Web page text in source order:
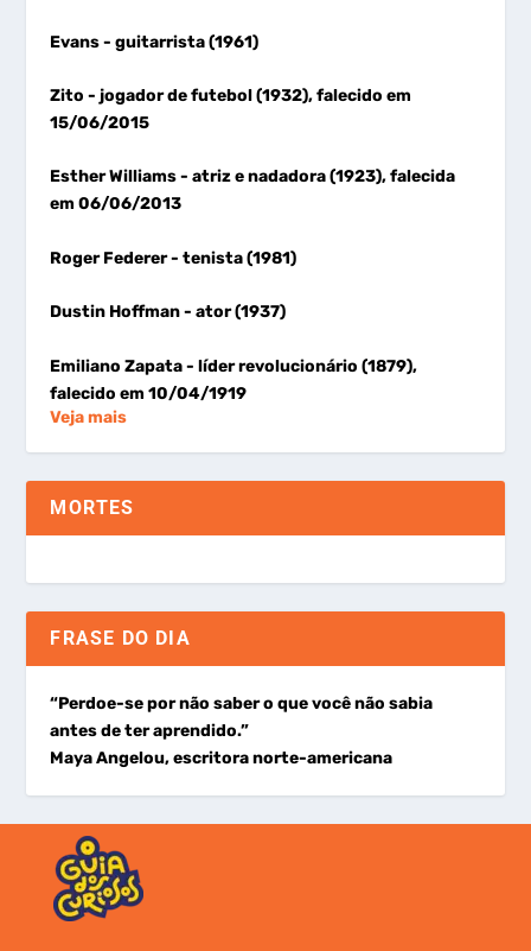
Evans- guitarrista (1961)
Zito- jogador de futebol (1932), falecido em
15/06/2015
Esther Williams- atriz e nadadora (1923), falecida
em 06/06/2013
Roger Federer- tenista (1981)
Dustin Hoffman- ator (1937)
Emiliano Zapata- líder revolucionário (1879),
falecido em 10/04/1919
Veja mais
MORTES
FRASE DO DIA
“Perdoe-se por não saber o que você não sabia
antes de ter aprendido.”
Maya Angelou, escritora norte-americana